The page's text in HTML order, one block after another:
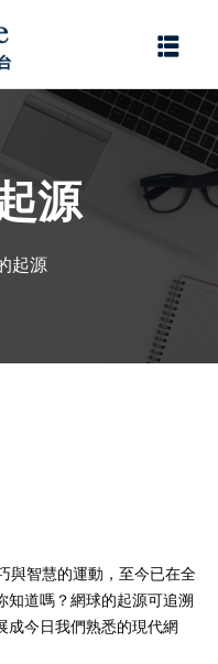
源
起源
與智慧的運動，至今已在全
知道嗎？網球的起源可追溯
成今日我們熟悉的現代網